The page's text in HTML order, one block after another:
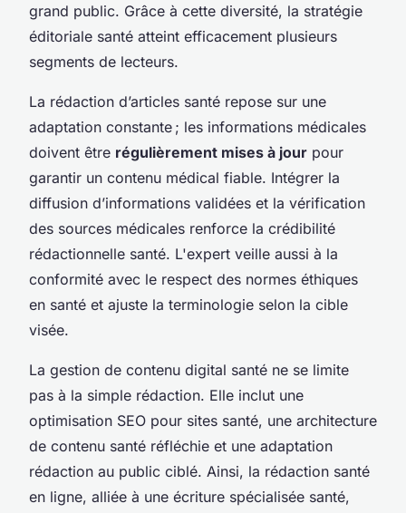
grand public. Grâce à cette diversité, la stratégie
éditoriale santé atteint efficacement plusieurs
segments de lecteurs.
La rédaction d’articles santé repose sur une
adaptation constante ; les informations médicales
doivent être régulièrement mises à jour pour
garantir un contenu médical fiable. Intégrer la
diffusion d’informations validées et la vérification
des sources médicales renforce la crédibilité
rédactionnelle santé. L'expert veille aussi à la
conformité avec le respect des normes éthiques
en santé et ajuste la terminologie selon la cible
visée.
La gestion de contenu digital santé ne se limite
pas à la simple rédaction. Elle inclut une
optimisation SEO pour sites santé, une architecture
de contenu santé réfléchie et une adaptation
rédaction au public ciblé. Ainsi, la rédaction santé
en ligne, alliée à une écriture spécialisée santé,